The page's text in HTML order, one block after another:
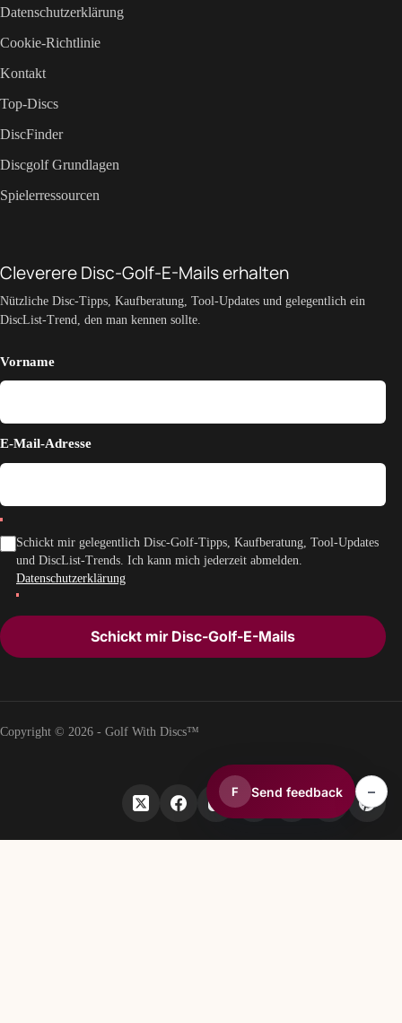
Datenschutzerklärung
Cookie-Richtlinie
Kontakt
Top-Discs
DiscFinder
Discgolf Grundlagen
Spielerressourcen
Cleverere Disc-Golf-E-Mails erhalten
Nützliche Disc-Tipps, Kaufberatung, Tool-Updates und gelegentlich ein
DiscList-Trend, den man kennen sollte.
Vorname
E-Mail-Adresse
Schickt mir gelegentlich Disc-Golf-Tipps, Kaufberatung, Tool-Updates
und DiscList-Trends. Ich kann mich jederzeit abmelden.
Datenschutzerklärung
Schickt mir Disc-Golf-E-Mails
Copyright © 2026 - Golf With Discs™
F Send feedback –